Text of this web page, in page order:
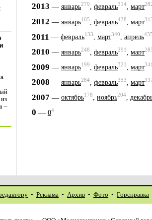
–
2013 — январь279 февраль314 март
2012 — январь105 февраль438 март
2011 — февраль133, март340, апрель435
2010 — январь248 февраль291 март
2009 — январь199, февраль321, март
2008 — январь284 февраль353 март
2007 — октябрь178, ноябрь204,
0 — 04
• Реклама • Архив • Фото • Горсправка